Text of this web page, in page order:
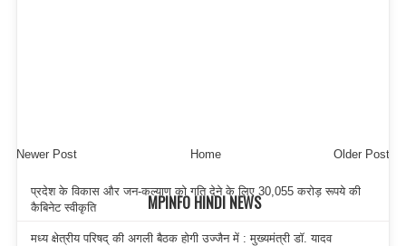
Newer Post Older Post
Home
MPINFO HINDI NEWS
प्रदेश के विकास और जन-कल्याण को गति देने के लिए 30,055 करोड़ रूपये की
कैबिनेट स्वीकृति
मध्य क्षेत्रीय परिषद् की अगली बैठक होगी उज्जैन में : मुख्यमंत्री डॉ. यादव